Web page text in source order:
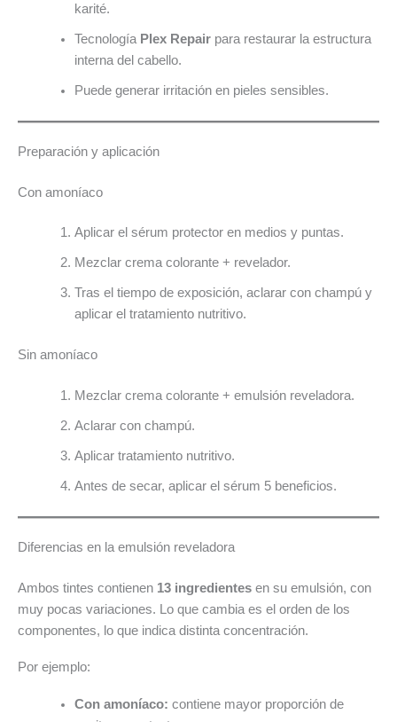
karité.
Tecnología Plex Repairpara restaurar la estructura
interna del cabello.
Puede generar irritación en pieles sensibles.
Preparación y aplicación
Con amoníaco
Aplicar el sérum protector en medios y puntas.
Mezclar crema colorante + revelador.
Tras el tiempo de exposición, aclarar con champú y
aplicar el tratamiento nutritivo.
Sin amoníaco
Mezclar crema colorante + emulsión reveladora.
Aclarar con champú.
Aplicar tratamiento nutritivo.
Antes de secar, aplicar el sérum 5 beneficios.
Diferencias en la emulsión reveladora
Ambos tintes contienen 13 ingredientes en su emulsión, con
muy pocas variaciones. Lo que cambia es el orden de los
componentes, lo que indica distinta concentración.
Por ejemplo:
Con amoníaco: contiene mayor proporción de